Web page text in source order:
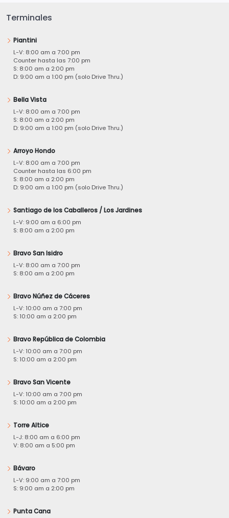
Terminales
Piantini
L-V: 8:00 am a 7:00 pm
Counter hasta las 7:00 pm
S: 8:00 am a 2:00 pm
D: 9:00 am a 1:00 pm (solo Drive Thru.)
Bella Vista
L-V: 8:00 am a 7:00 pm
S: 8:00 am a 2:00 pm
D: 9:00 am a 1:00 pm (solo Drive Thru.)
Arroyo Hondo
L-V: 8:00 am a 7:00 pm
Counter hasta las 6:00 pm
S: 8:00 am a 2:00 pm
D: 9:00 am a 1:00 pm (solo Drive Thru.)
Santiago de los Caballeros / Los Jardines
L-V: 9:00 am a 6:00 pm
S: 8:00 am a 2:00 pm
Bravo San Isidro
L-V: 8:00 am a 7:00 pm
S: 8:00 am a 2:00 pm
Bravo Núñez de Cáceres
L-V: 10:00 am a 7:00 pm
S: 10:00 am a 2:00 pm
Bravo República de Colombia
L-V: 10:00 am a 7:00 pm
S: 10:00 am a 2:00 pm
Bravo San Vicente
L-V: 10:00 am a 7:00 pm
S: 10:00 am a 2:00 pm
Torre Altice
L-J: 8:00 am a 6:00 pm
V: 8:00 am a 5:00 pm
Bávaro
L-V: 9:00 am a 7:00 pm
S: 9:00 am a 2:00 pm
Punta Cana